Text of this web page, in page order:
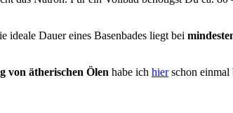
ideale Dauer eines Basenbades liegt bei
von ätherischen Ölen habe ich hierschon einmal